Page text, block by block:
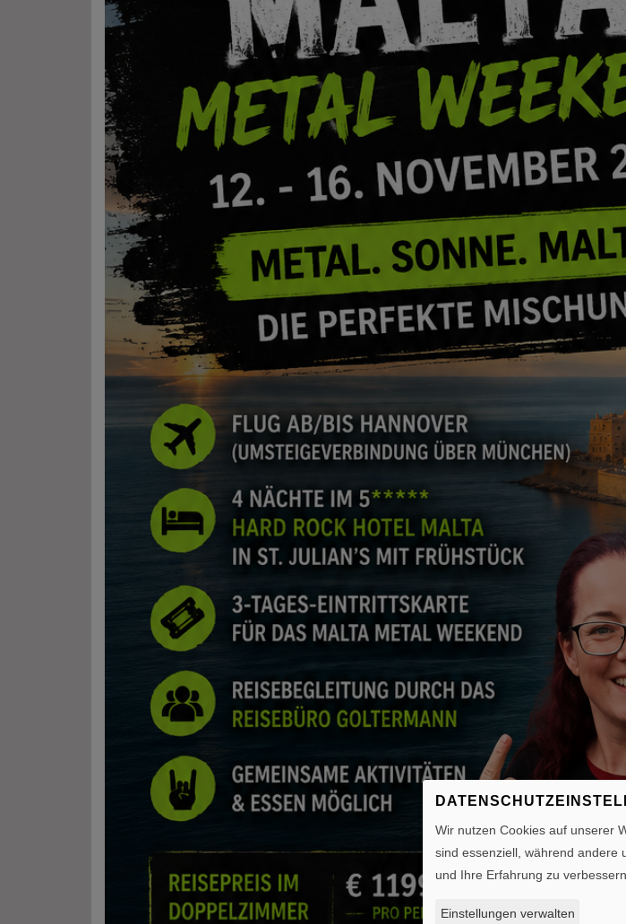
Wir nutzen Cookies auf unserer
sind essenziell, während andere
und Ihre Erfahrung zu
Einstellungen verwalten